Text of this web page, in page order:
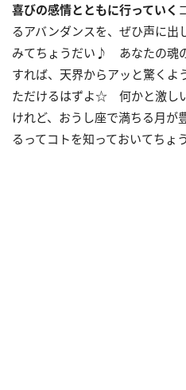
喜びの感情とともに行っていく
るアバンダンスを、ぜひ声に出
みてちょうだい♪ あなたの魂
すれば、天界からアッと驚くよ
ただけるはずよ☆ 何かと激し
けれど、おうし座で満ちる月が
るってコトを知っておいてちょ